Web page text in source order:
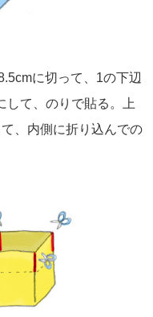
に切って、1の下辺
して、のりで貼る。上
、内側に折り込んでの